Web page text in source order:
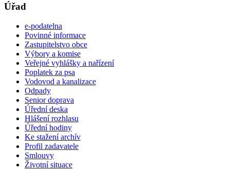
Úřad
e-podatelna
Povinné informace
Zastupitelstvo obce
Výbory a komise
Veřejné vyhlášky a nařízení
Poplatek za psa
Vodovod a kanalizace
Odpady
Senior doprava
Úřední deska
Hlášení rozhlasu
Úřední hodiny
Ke stažení archív
Profil zadavatele
Smlouvy
Životní situace